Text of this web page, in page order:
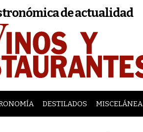
de actualidad
DESTILADOS MISCELÁNEA